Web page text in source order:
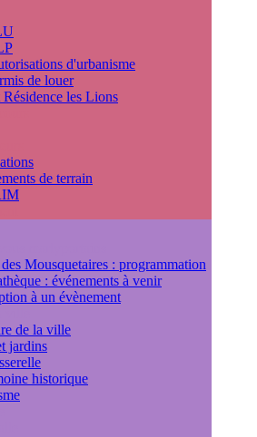
d'urbanisme
de louer
Résidence les Lions
de terrain
Mousquetaires : programmation
: événements à venir
à un évènement
de la ville
jardins
historique